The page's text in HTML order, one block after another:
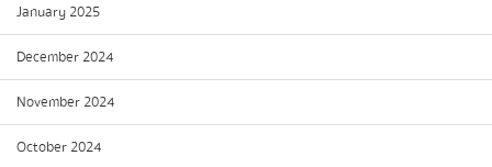
January 2025
December 2024
November 2024
October 2024